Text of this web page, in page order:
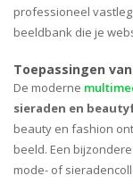
professioneel
beeldbank die je
Toepassingen
De moderne
sieraden en
beauty en fashion
beeld. Een
mode- of